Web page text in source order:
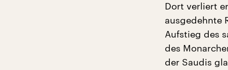
Dort verliert
ausgedehnte
Aufstieg des
des
der Saudis